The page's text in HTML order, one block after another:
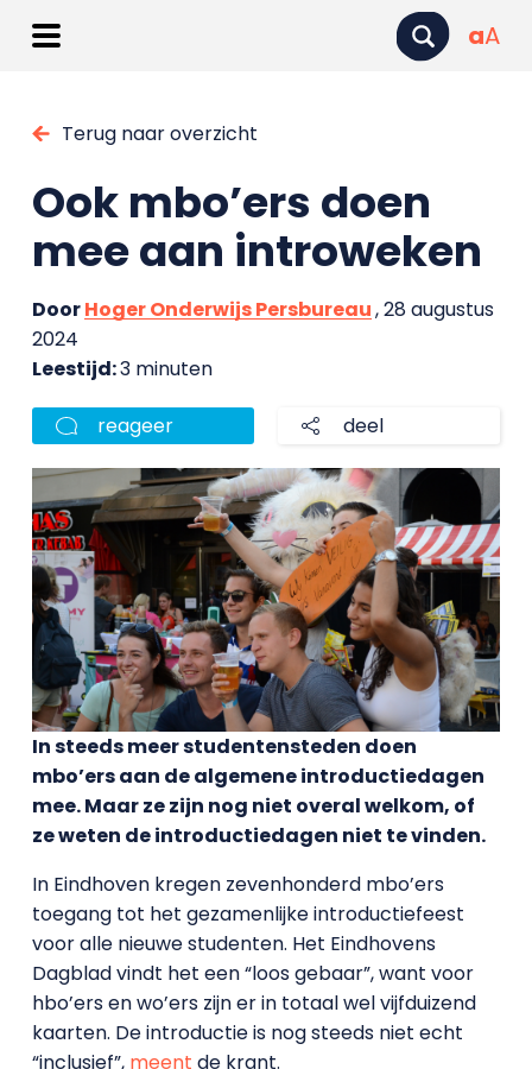
aA
Terug naar overzicht
Ook mbo’ers doen
mee aan introweken
DoorHoger Onderwijs Persbureau, 28 augustus
2024
Leestijd:3 minuten
reageer deel
In steeds meer studentensteden doen
mbo’ers aan de algemene introductiedagen
mee. Maar ze zijn nog niet overal welkom, of
ze weten de introductiedagen niet te vinden.
In Eindhoven kregen zevenhonderd mbo’ers
toegang tot het gezamenlijke introductiefeest
voor alle nieuwe studenten. Het Eindhovens
Dagblad vindt het een “loos gebaar”, want voor
hbo’ers en wo’ers zijn er in totaal wel vijfduizend
kaarten. De introductie is nog steeds niet echt
“inclusief”, meent de krant.